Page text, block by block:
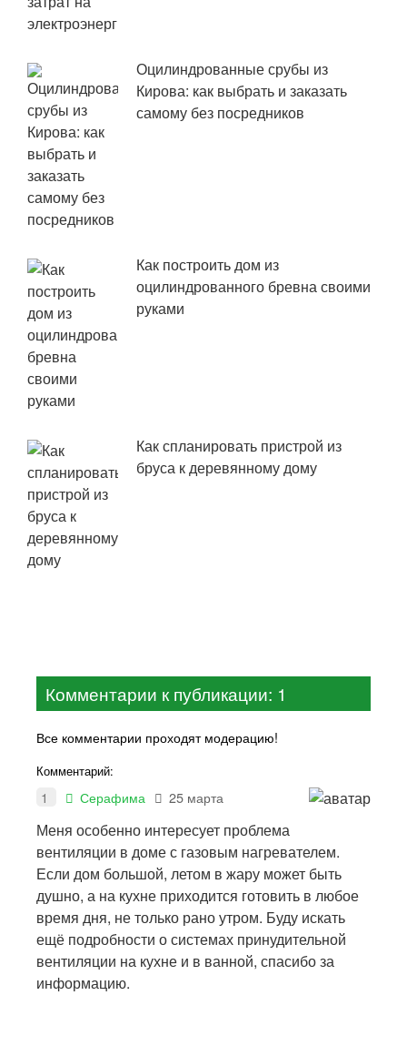
Оцилиндрованные срубы из
Кирова: как выбрать и заказать
самому без посредников
Как построить дом из
оцилиндрованного бревна своими
руками
Как спланировать пристрой из
бруса к деревянному дому
Комментарии к публикации: 1
Все комментарии проходят модерацию!
Комментарий:
1 Серафима 25 марта
Меня особенно интересует проблема
вентиляции в доме с газовым нагревателем.
Если дом большой, летом в жару может быть
душно, а на кухне приходится готовить в любое
время дня, не только рано утром. Буду искать
ещё подробности о системах принудительной
вентиляции на кухне и в ванной, спасибо за
информацию.